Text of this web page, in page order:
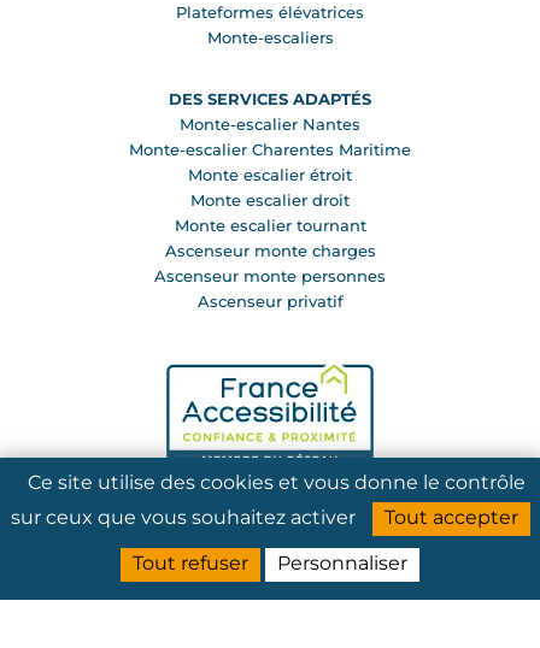
Plateformes élévatrices
Monte-escaliers
DES SERVICES ADAPTÉS
Monte-escalier Nantes
Monte-escalier Charentes Maritime
Monte escalier étroit
Monte escalier droit
Monte escalier tournant
Ascenseur monte charges
Ascenseur monte personnes
Ascenseur privatif
Ce site utilise des cookies et vous donne le contrôle
sur ceux que vous souhaitez activer
Tout accepter
Tout refuser
Personnaliser